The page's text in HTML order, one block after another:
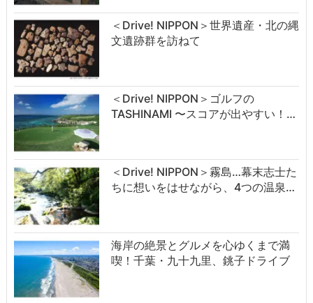
＜Drive! NIPPON＞世界遺産・北の縄
文遺跡群を訪ねて
＜Drive! NIPPON＞ゴルフの
TASHINAMI 〜スコアが出やすい！…
＜Drive! NIPPON＞霧島…幕末志士た
ちに想いをはせながら、4つの温泉…
海岸の絶景とグルメを心ゆくまで満
喫！千葉・九十九里、銚子ドライブ